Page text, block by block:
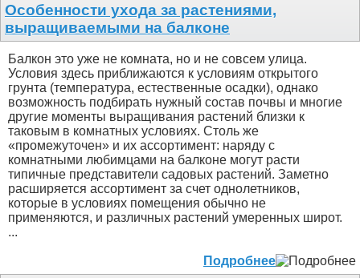
Особенности ухода за растениями,
выращиваемыми на балконе
Балкон это уже не комната, но и не совсем улица.
Условия здесь приближаются к условиям открытого
грунта (температура, естественные осадки), однако
возможность подбирать нужный состав почвы и многие
другие моменты выращивания растений близки к
таковым в комнатных условиях. Столь же
«промежуточен» и их ассортимент: наряду с
комнатными любимцами на балконе могут расти
типичные представители садовых растений. Заметно
расширяется ассортимент за счет однолетников,
которые в условиях помещения обычно не
применяются, и различных растений умеренных широт.
...
Подробнее